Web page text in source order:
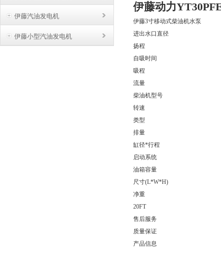
伊藤汽油发电机
伊藤小型汽油发电机
伊藤动力
伊藤3寸移动式柴油机水泵
进出水口直径
扬程
自吸时间
吸程
流量
柴油机型号
转速
类型
排量
缸径*行程
启动系统
油箱容量
尺寸(L*W*H)
净重
20FT
售后服务
质量保证
产品信息